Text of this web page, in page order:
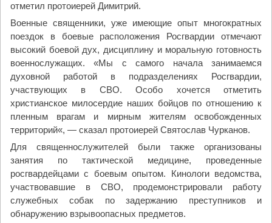
отметил протоиерей Димитрий.
Военные священники, уже имеющие опыт многократных
поездок в боевые расположения Росгвардии отмечают
высокий боевой дух, дисциплину и моральную готовность
военнослужащих. «Мы с самого начала занимаемся
духовной работой в подразделениях Росгвардии,
участвующих в СВО. Особо хочется отметить
христианское милосердие наших бойцов по отношению к
пленным врагам и мирным жителям освобожденных
территорий«, — сказал протоиерей Святослав Чурканов.
Для священнослужителей были также организованы
занятия по тактической медицине, проведенные
росгвардейцами с боевым опытом. Кинологи ведомства,
участвовавшие в СВО, продемонстрировали работу
служебных собак по задержанию преступников и
обнаружению взрывоопасных предметов.